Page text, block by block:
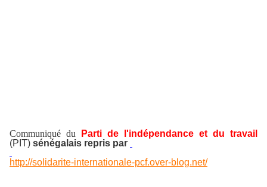
Communiqué du
Parti de l'indépendance et du travail
(PIT) sénégalais repris par
http://solidarite-internationale-pcf.over-blog.net/